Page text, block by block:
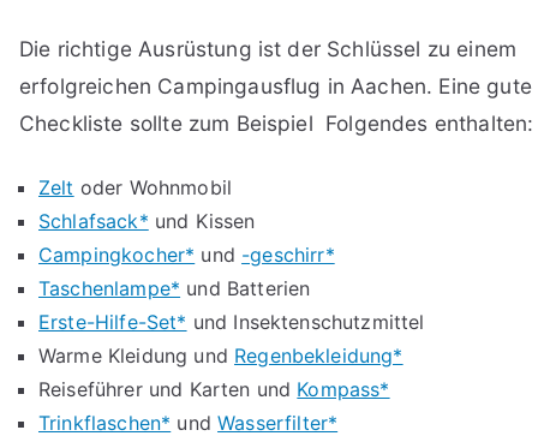
Die richtige Ausrüstung ist der Schlüssel zu einem
erfolgreichen Campingausflug in Aachen. Eine gute
Checkliste sollte zum Beispiel Folgendes enthalten:
Zelt oder Wohnmobil
Schlafsack* und Kissen
Campingkocher* und -geschirr*
Taschenlampe* und Batterien
Erste-Hilfe-Set* und Insektenschutzmittel
Warme Kleidung und Regenbekleidung*
Reiseführer und Karten und Kompass*
Trinkflaschen* undWasserfilter*